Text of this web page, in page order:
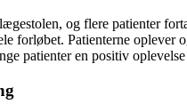
og flere patienter
forløbet. Patienterne
patienter en positiv